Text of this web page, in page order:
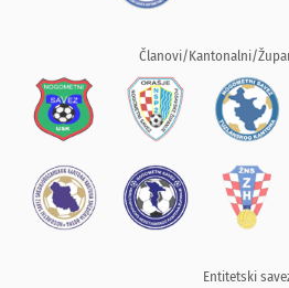
Članovi/Kantonalni/
Entitetski